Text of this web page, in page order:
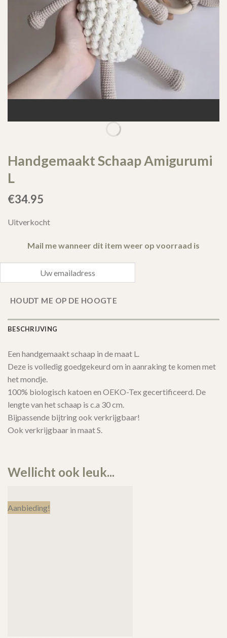
Handgemaakt Schaap Amigurumi
L
€34.95
Uitverkocht
Mail me wanneer dit item weer op voorraad is
HOUDT ME OP DE HOOGTE
BESCHRIJVING
Een handgemaakt schaap in de maat L.
Deze is volledig goedgekeurd om in aanraking te komen met
het mondje.
100% biologisch katoen en OEKO-Tex gecertificeerd. De
lengte van het schaap is c.a 30 cm.
Bijpassende bijtring ook verkrijgbaar!
Ook verkrijgbaar in maat S.
Wellicht ook leuk...
Aanbieding!